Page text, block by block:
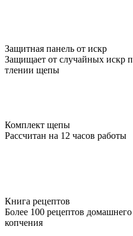
Защитная панель от искр
Защищает от случайных искр
тлении щепы
Комплект щепы
Рассчитан на 12 часов работы
Книга рецептов
Более 100 рецептов домашнего
копчения